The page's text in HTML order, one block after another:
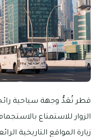
قطر تُعَدُّ وجهة سياحية
الزوار للاستمتاع
زيارة المواقع التاريخية